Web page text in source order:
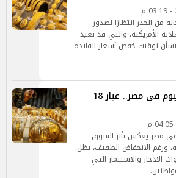
من الحذر انتظارًا لصدور
الأمريكية، والتي قد تعيد
توقيت خفض أسعار الفائدة
تراجع أسعار الذهب اليوم في مصر.. عيار 18
في مصر يعكس تأثر السوق
ورغم الانخفاض الطفيف، يظل
الادخار والاستثمار التي